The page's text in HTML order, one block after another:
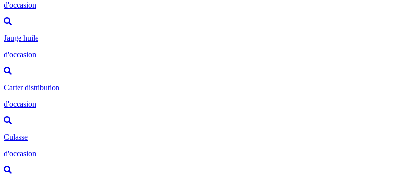
d'occasion
Jauge huile
d'occasion
Carter distribution
d'occasion
Culasse
d'occasion